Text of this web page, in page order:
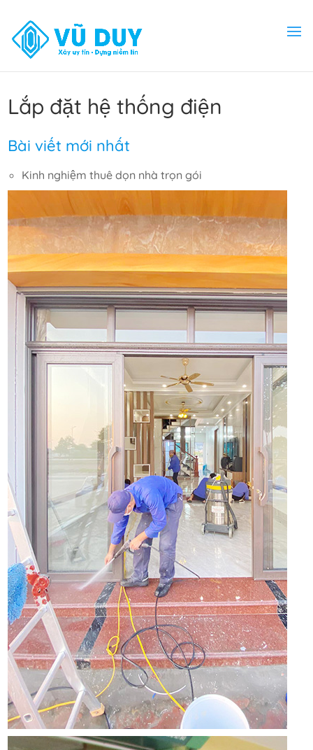
Lắp đặt hệ thống điện
Bài viết mới nhất
Kinh nghiệm thuê dọn nhà trọn gói